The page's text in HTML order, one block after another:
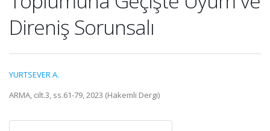
Direniş Sorunsalı
YURTSEVER A.
ARMA, cilt.3, ss.61-79, 2023 (Hakemli Dergi)